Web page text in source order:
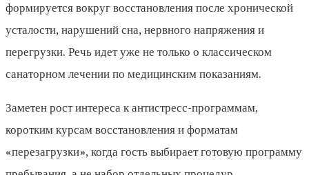
формируется вокруг восстановления после хронической
усталости, нарушений сна, нервного напряжения и
перегрузки. Речь идет уже не только о классическом
санаторном лечении по медицинским показаниям.
Заметен рост интереса к антистресс-программам,
коротким курсам восстановления и форматам
«перезагрузки», когда гость выбирает готовую программу